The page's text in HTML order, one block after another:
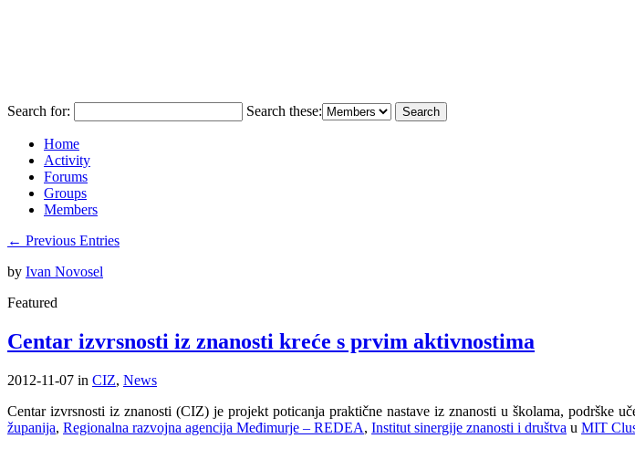
Search for: Search these:
Home
Activity
Forums
Groups
Members
← Previous Entries
by Ivan Novosel
Featured
Centar izvrsnosti iz znanosti kreće s prvim aktivnostima
2012-11-07 in CIZ, News
Centar izvrsnosti iz znanosti (CIZ) je projekt poticanja praktične nastave iz znanosti u školama, podrške
županija, Regionalna razvojna agencija Međimurje – REDEA, Institut sinergije znanosti i društva u MIT